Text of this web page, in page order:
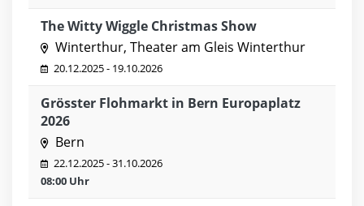
The Witty Wiggle Christmas Show
Winterthur, Theater am Gleis Winterthur
20.12.2025 - 19.10.2026
Grösster Flohmarkt in Bern Europaplatz
2026
Bern
22.12.2025 - 31.10.2026
08:00 Uhr